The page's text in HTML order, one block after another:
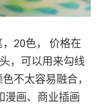
20色， 价格在
，可以用来勾线
不太容易融合，
漫画、商业插画